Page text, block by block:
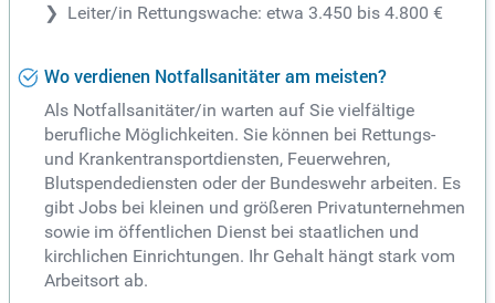
Leiter/in Rettungswache: etwa 3.450 bis 4.800 €
Wo verdienen Notfallsanitäter am meisten?
Als Notfallsanitäter/in warten auf Sie vielfältige
berufliche Möglichkeiten. Sie können bei Rettungs-
und Krankentransportdiensten, Feuerwehren,
Blutspendediensten oder der Bundeswehr arbeiten. Es
gibt Jobs bei kleinen und größeren Privatunternehmen
sowie im öffentlichen Dienst bei staatlichen und
kirchlichen Einrichtungen. Ihr Gehalt hängt stark vom
Arbeitsort ab.